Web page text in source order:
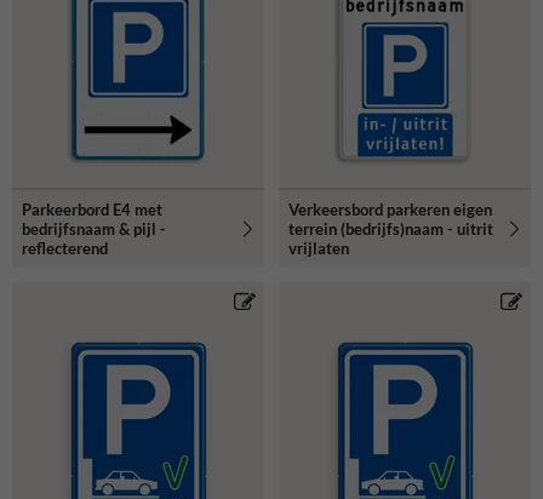
Parkeerbord E4 met
bedrijfsnaam & pijl -
reflecterend
Verkeersbord parkeren eigen
terrein (bedrijfs)naam - uitrit
vrijlaten